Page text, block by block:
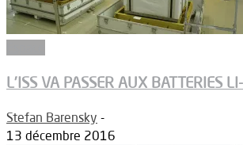
L’ISS VA PASSER AUX BATTERIES
Stefan Barensky -
13 décembre 2016